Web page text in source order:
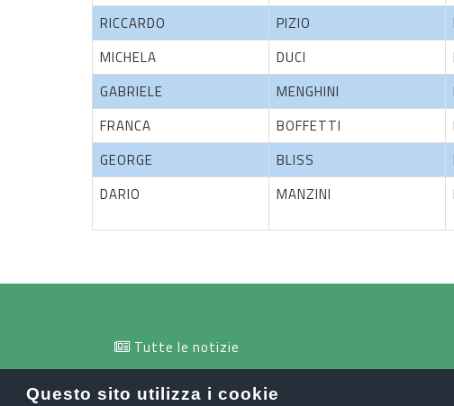
Questo sito utilizza i cookie
RICCARDO
PIZIO
MICHELA
DUCI
GABRIELE
MENGHINI
FRANCA
BOFFETTI
GEORGE
BLISS
DARIO
MANZINI
Tutte le notizie
info@orobiesport.it